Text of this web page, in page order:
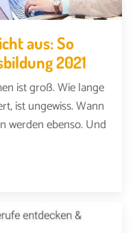
aus: So
2021
ist groß. Wie lange
ist ungewiss. Wann
werden ebenso. Und